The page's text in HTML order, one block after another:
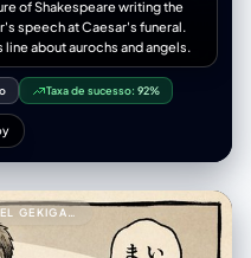
speech at Caesar's funeral.
about aurochs and angels.
Taxa de sucesso: 92%
VERTICAL 4-PANEL GEKIGA-STYLE MANGA YAML PROMPT999---